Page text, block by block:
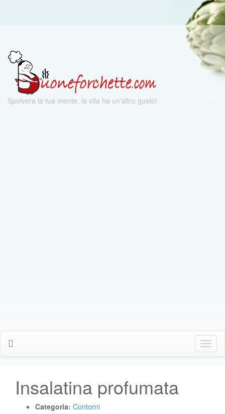
Spolvera la tua mente, la vita ha un'altro gusto!
Click
Me
Insalatina profumata
Categoria: Contorni